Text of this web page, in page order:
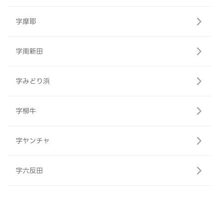
字摩耶
字南新田
字みどり浜
字柳牛
字ヤンチャ
字六反田